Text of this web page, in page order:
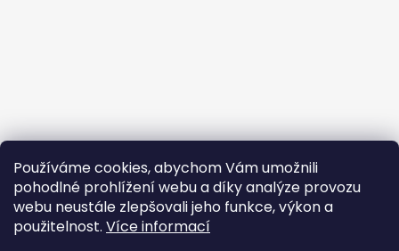
Používáme cookies, abychom Vám umožnili
pohodlné prohlížení webu a díky analýze provozu
webu neustále zlepšovali jeho funkce, výkon a
použitelnost. Více informací
Śledź na Instagramie
Facebook